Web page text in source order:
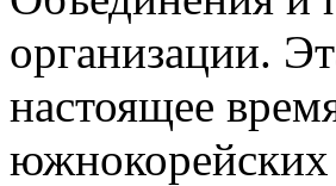
организации.
настоящее
южнокорейских